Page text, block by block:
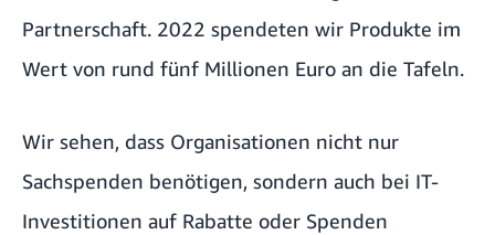
Partnerschaft. 2022 spendeten wir Produkte im
Wert von rund fünf Millionen Euro an die Tafeln.
Wir sehen, dass Organisationen nicht nur
Sachspenden benötigen, sondern auch bei IT-
Investitionen auf Rabatte oder Spenden